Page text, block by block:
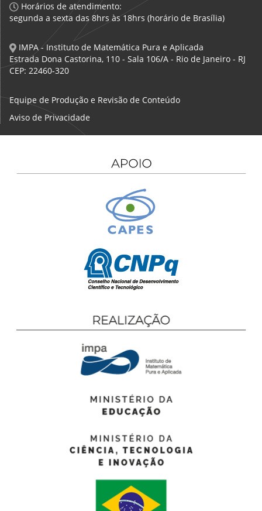
Horários de atendimento:
segunda a sexta das 8hrs às 18hrs (horário de Brasília)
IMPA - Instituto de Matemática Pura e Aplicada
Estrada Dona Castorina, 110 - Sala 106/A - Rio de Janeiro - RJ
CEP: 22460-320
Equipe de Produção e Revisão de Conteúdo
Aviso de Privacidade